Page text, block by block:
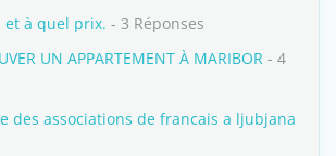
à quel prix. - 3 Réponses
UN APPARTEMENT À MARIBOR - 4
des associations de francais a ljubjana